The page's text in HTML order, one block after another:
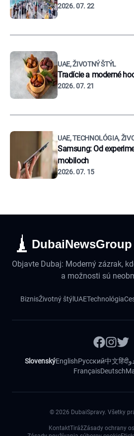
2026. 07. 22
UAE, ŽIVOTNÝ ŠTÝL
Tradície a moderné
2026. 07. 21
UAE, TECHNOLÓGIA,
Samsung: Od
mobiloch
2026. 07. 15
DubaiNewsGroup
Objavte Dubaj: Moderný zázrak,
a možnosti sú
BiznisŽivotný štýl UAETechnológia
SlovenskýEnglishРусский中文हिंदी
FrançaisDeutsch
© 2026 DubaiSpravy. Všetky
KontaktTirážZásady ochrany